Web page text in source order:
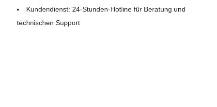
Kundendienst: 24-Stunden-Hotline für Beratung und
technischen Support